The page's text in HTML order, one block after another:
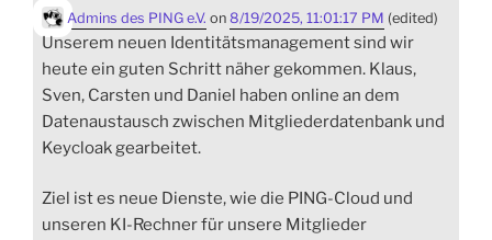
Admins des PING e.V. on 8/19/2025, 11:01:17 PM (edited)
Unserem neuen Identitätsmanagement sind wir
heute ein guten Schritt näher gekommen. Klaus,
Sven, Carsten und Daniel haben online an dem
Datenaustausch zwischen Mitgliederdatenbank und
Keycloak gearbeitet.
Ziel ist es neue Dienste, wie die PING-Cloud und
unseren KI-Rechner für unsere Mitglieder